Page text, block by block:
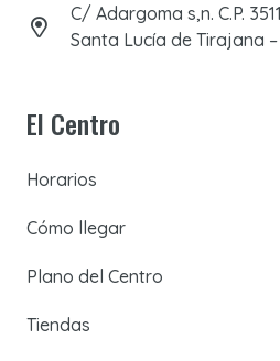
C/ Adargoma s,n. C.P.
Santa Lucía de Tirajana
El Centro
Horarios
Cómo llegar
Plano del Centro
Tiendas